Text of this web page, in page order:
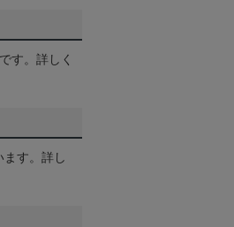
す。詳しく
す。詳し